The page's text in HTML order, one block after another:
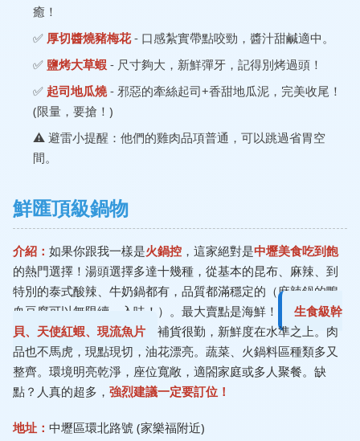
癒！
✅ 厚切醬燒豬梅花- 口感紮實帶點咬勁，醬汁甜鹹適中。
✅ 鹽烤大草蝦 - 尺寸夠大，新鮮彈牙，記得別烤過頭！
✅ 起司地瓜燒- 邪惡的牽絲起司+香甜地瓜泥，完美收尾！
(限量，要搶！)
⚠️ 避雷小提醒：他們的雞肉品項普通，可以跳過省胃空
間。
鮮匯頂級鍋物
介紹： 如果你跟我一樣是火鍋控 ，這家絕對是中壢美食吃到飽
的熱門選擇！湯頭選擇多達十幾種，從基本的昆布、麻辣、到
特別的泰式酸辣、牛奶鍋都有，品質都滿穩定的（麻辣鍋的鴨
血豆腐可以無限續，入味！）。最大賣點是海鮮！
生食級幹
貝、天使紅蝦、現流魚片
補貨很勤，新鮮度在水準之上。肉
品也不馬虎，現點現切，油花漂亮。蔬菜、火鍋料區種類多又
整齊。環境明亮乾淨，座位寬敞，適閤家庭或多人聚餐。缺
點？人真的超多， 強烈建議一定要訂位！
地址： 中壢區環北路號 (家樂福附近)